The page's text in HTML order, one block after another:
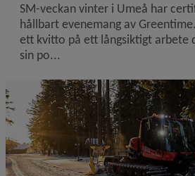
SM-veckan vinter i Umeå har
hållbart evenemang av
ett kvitto på ett långsiktigt arbete
sin po...